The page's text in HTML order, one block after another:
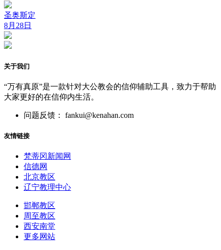
圣奥斯定
8月28日
关于我们
“万有真原”是一款针对大公教会的信仰辅助工具，致力于帮助
大家更好的在信仰内生活。
问题反馈： fankui@kenahan.com
友情链接
梵蒂冈新闻网
信德网
北京教区
辽宁教理中心
邯郸教区
周至教区
西安南堂
更多网站